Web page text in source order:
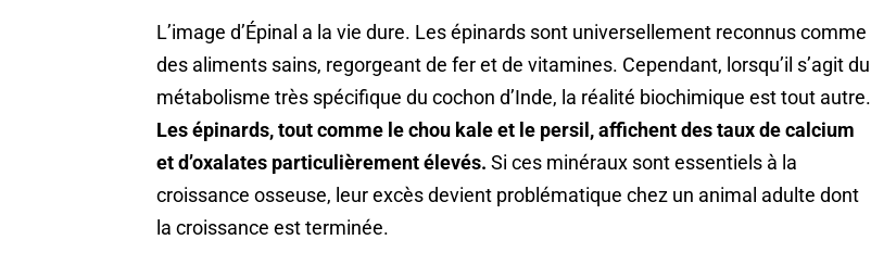
L’image d’Épinal a la vie dure. Les épinards sont universellement reconnus comme
des aliments sains, regorgeant de fer et de vitamines. Cependant, lorsqu’il s’agit du
métabolisme très spécifique du cochon d’Inde, la réalité biochimique est tout autre.
Les épinards, tout comme le chou kale et le persil, affichent des taux de calcium
et d’oxalates particulièrement élevés. Si ces minéraux sont essentiels à la
croissance osseuse, leur excès devient problématique chez un animal adulte dont
la croissance est terminée.